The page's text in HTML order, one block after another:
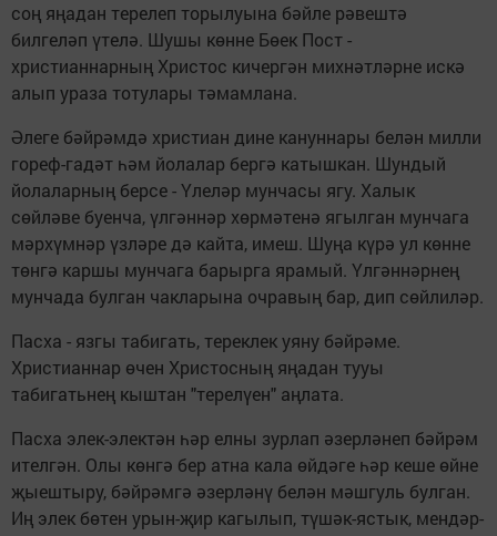
соң яңадан терелеп торылуына бәйле рәвештә
билгеләп үтелә. Шушы көнне Бөек Пост -
христианнарның Христос кичергән михнәтләрне искә
алып ураза тотулары тәмамлана.
Әлеге бәйрәмдә христиан дине кануннары белән милли
гореф-гадәт һәм йолалар бергә катышкан. Шундый
йолаларның берсе - Үлеләр мунчасы ягу. Халык
сөйләве буенча, үлгәннәр хөрмәтенә ягылган мунчага
мәрхүмнәр үзләре дә кайта, имеш. Шуңа күрә ул көнне
төнгә каршы мунчага барырга ярамый. Үлгәннәрнең
мунчада булган чакларына очравың бар, дип сөйлиләр.
Пасха - язгы табигать, тереклек уяну бәйрәме.
Христианнар өчен Христосның яңадан тууы
табигатьнең кыштан "терелүен" аңлата.
Пасха элек-электән һәр елны зурлап әзерләнеп бәйрәм
ителгән. Олы көнгә бер атна кала өйдәге һәр кеше өйне
җыештыру, бәйрәмгә әзерләнү белән мәшгуль булган.
Иң элек бөтен урын-җир кагылып, түшәк-ястык, мендәр-